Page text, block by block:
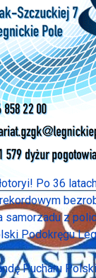
Po 36
samorzadu z
Podokręgu
Pucharu